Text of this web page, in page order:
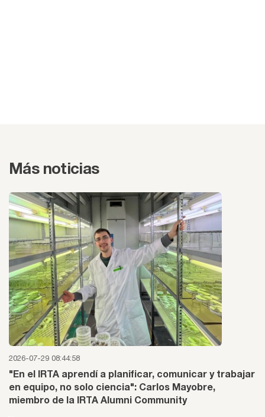
Más noticias
2026-07-29 08:44:58
"En el IRTA aprendí a planificar, comunicar y trabajar
en equipo, no solo ciencia": Carlos Mayobre,
miembro de la IRTA Alumni Community